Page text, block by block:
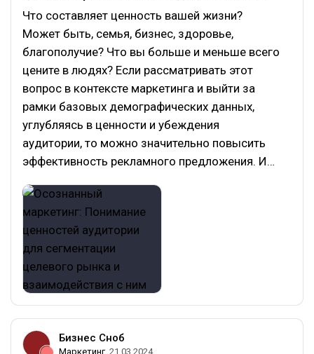
Что составляет ценность вашей жизни?
Может быть, семья, бизнес, здоровье,
благополучие? Что вы больше и меньше всего
цените в людях? Если рассматривать этот
вопрос в контексте маркетинга и выйти за
рамки базовых демографических данных,
углубляясь в ценности и убеждения
аудитории, то можно значительно повысить
эффективность рекламного предложения. И…
Бизнес Сноб
Маркетинг 21.03.2024